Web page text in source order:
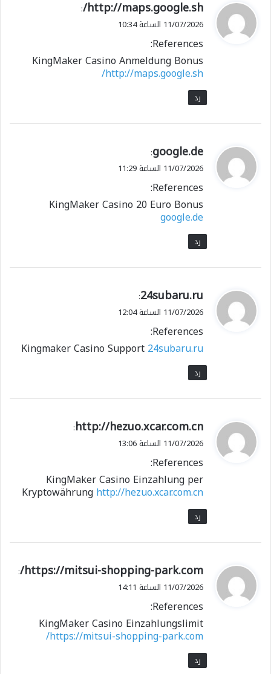
ي
ق
ل
http://maps.google.sh/
:
11/07/2026 الساعة 10:34
References:
KingMaker Casino Anmeldung Bonus
http://maps.google.sh/
رد
ي
ق
ل
google.de
:
11/07/2026 الساعة 11:29
References:
KingMaker Casino 20 Euro Bonus
google.de
رد
ي
ق
ل
24subaru.ru
:
11/07/2026 الساعة 12:04
References:
Kingmaker Casino Support24subaru.ru
رد
ي
ق
ل
http://hezuo.xcar.com.cn
:
11/07/2026 الساعة 13:06
References:
KingMaker Casino Einzahlung per
Kryptowährunghttp://hezuo.xcar.com.cn
رد
ي
ق
ل
https://mitsui-shopping-park.com/
:
11/07/2026 الساعة 14:11
References:
KingMaker Casino Einzahlungslimit
https://mitsui-shopping-park.com/
رد